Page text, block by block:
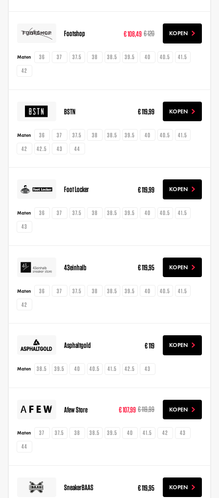
Footshop € 108,49 € 120 KOPEN
Maten 36 37 37.5 38 38.5 39.5 40 40.5
41.5
42
BSTN € 119,99 KOPEN
Maten 36 37 37.5 38 38.5 39.5 40 40.5
41.5
42
42.5 43 44
Foot Locker € 119,99 KOPEN
Maten 36 37 37.5 38 38.5 39.5 40 40.5
41.5
43
43einhalb € 119,95 KOPEN
Maten 36 37 37.5 38 38.5 39.5 40 40.5
41.5
42
Asphaltgold € 119 KOPEN
Maten 38.5 39.5 40 40.5 41.5 42.5 43
Afew Store € 107,99 € 119,99 KOPEN
Maten 37 37.5 38 38.5 39.5 40 41.5 42
43
44
SneakerBAAS € 119,95 KOPEN